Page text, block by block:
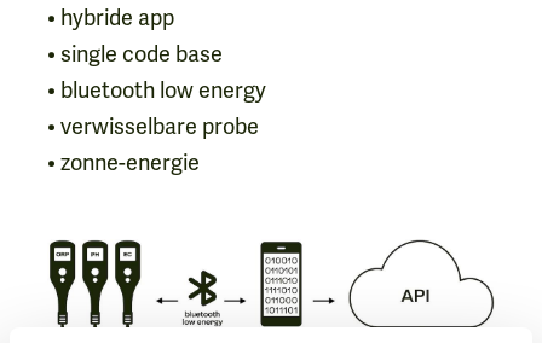
• hybride app
• single code base
• bluetooth low energy
• verwisselbare probe
• zonne-energie